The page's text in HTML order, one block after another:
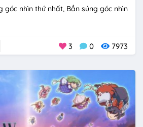
góc nhìn thứ nhất Bắn súng góc nhìn
3 0 7973